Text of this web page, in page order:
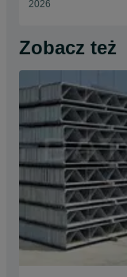
2026
Zobacz też